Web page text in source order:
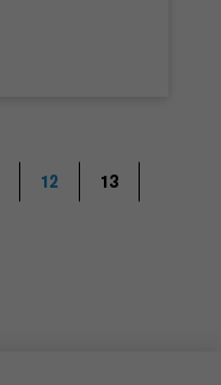
12
13